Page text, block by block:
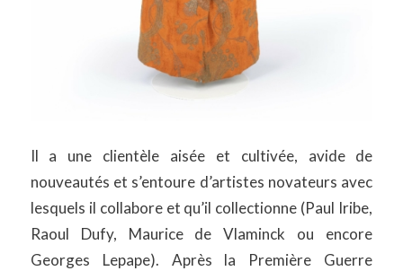
Il a une clientèle aisée et cultivée, avide de
nouveautés et s’entoure d’artistes novateurs avec
lesquels il collabore et qu’il collectionne (Paul Iribe,
Raoul Dufy, Maurice de Vlaminck ou encore
Georges Lepape). Après la Première Guerre